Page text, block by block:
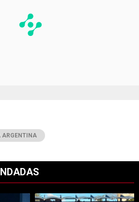
ARGENTINA
con el título "Coudet tras la derrota ante
Un artículo de tendencia con el